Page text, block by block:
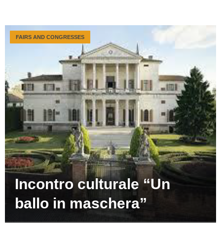
Incontro culturale “Un
ballo in maschera”
FAIRS AND CONGRESSES